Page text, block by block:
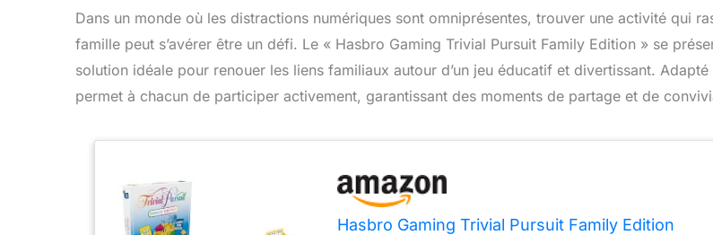
Dans un monde où les distractions numériques sont omniprésentes, trouver une activité qui
famille peut s’avérer être un défi. Le « Hasbro Gaming Trivial Pursuit Family Edition » se
solution idéale pour renouer les liens familiaux autour d’un jeu éducatif et divertissant.
permet à chacun de participer activement, garantissant des moments de partage et de
Hasbro Gaming Trivial Pursuit Family Edition